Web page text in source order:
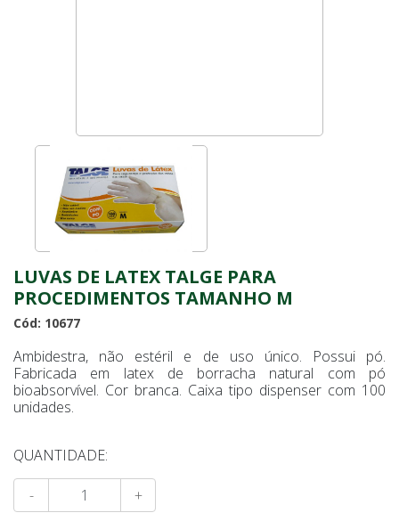
LUVAS DE LATEX TALGE PARA
PROCEDIMENTOS TAMANHO M
Cód: 10677
Ambidestra, não estéril e de uso único. Possui pó.
Fabricada em latex de borracha natural com pó
bioabsorvível. Cor branca. Caixa tipo dispenser com 100
unidades.
QUANTIDADE:
- +